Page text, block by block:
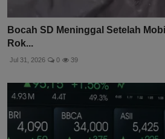
Bocah SD Meninggal Setelah
Rok...
Jul 31, 2026 0 39